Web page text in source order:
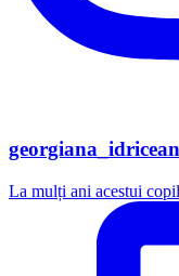
La mulți ani acestui